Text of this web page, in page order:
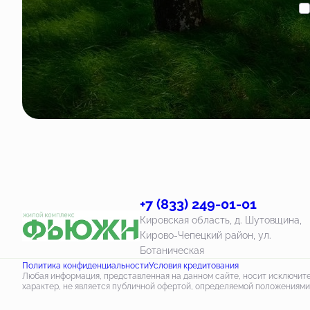
+7 (833) 249-01-01
Кировская область, д. Шутовщина,
Кирово-Чепецкий район, ул.
Ботаническая
Политика конфиденциальностиУсловия кредитования
Любая информация, представленная на данном сайте, носит
характер, не является публичной офертой, определяемой